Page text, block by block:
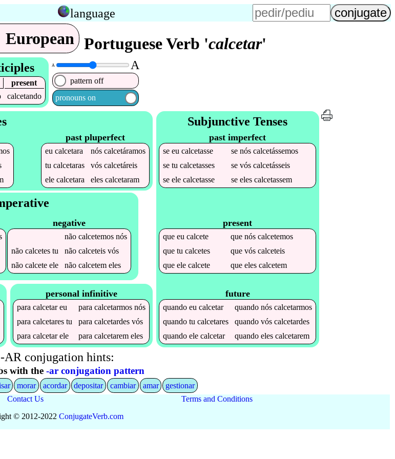
language
European Portuguese Verb 'calcetar'
present
calcetando
A A
pattern off
pronouns on
past pluperfect
eucalcetara nóscalcetáramos
tucalcetaras vóscalcetáreis
elecalcetara elescalcetaram
negative
não calcetemosnós
não calcetestu não calceteisvós
não calceteele não calcetemeles
personal infinitive
paracalcetareu paracalcetarmos nós
paracalcetares tu paracalcetardes vós
paracalcetarele paracalcetarem eles
Subjunctive Tenses
past imperfect
seeucalcetasse senóscalcetássemos
setucalcetasses sevóscalcetásseis
seelecalcetasse seelescalcetassem
present
queeucalcete quenóscalcetemos
quetucalcetes quevóscalceteis
queelecalcete queelescalcetem
future
quandoeucalcetar quandonóscalcetarmos
quandotucalcetares quandovóscalcetardes
quandoelecalcetar quandoelescalcetarem
-AR conjugation hints:
with the -ar conjugation pattern
morar acordar depositar cambiar amar
gestionar
Contact Us
Terms and Conditions
© 2012-2022 ConjugateVerb.com